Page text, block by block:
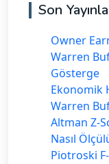
Son
Owner
Warren
Gösterge
Ekonomik
Warren
Altman Z-
Nasıl
Piotroski